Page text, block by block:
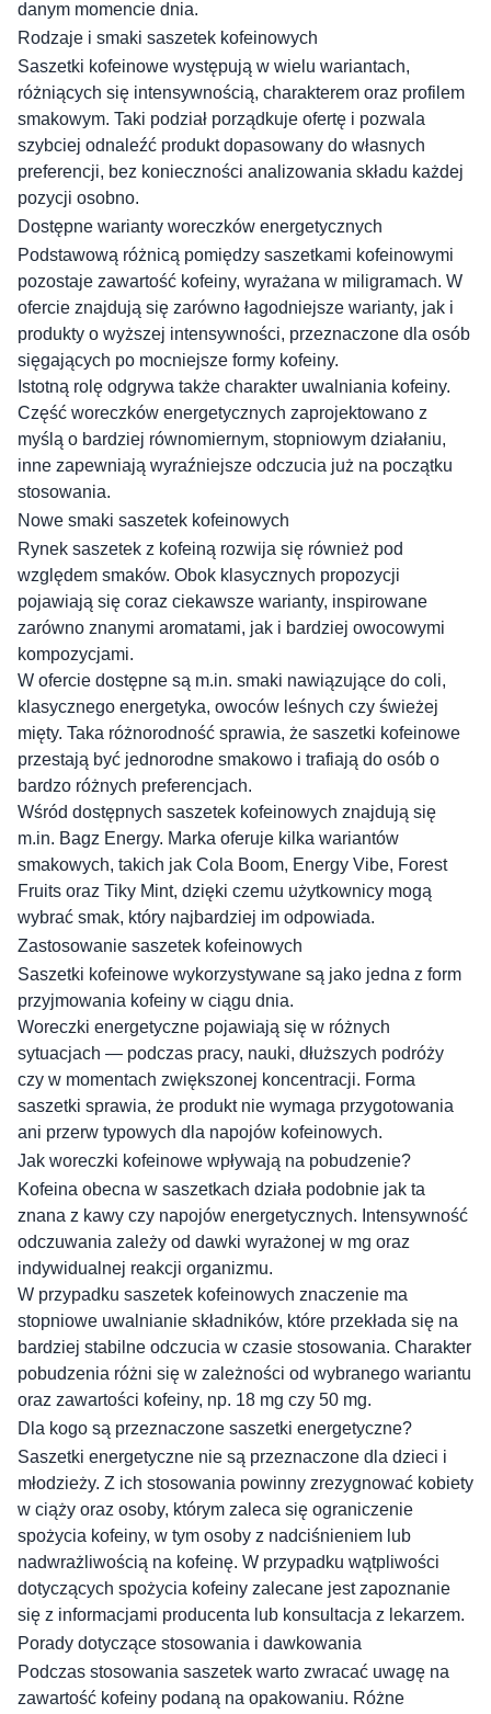
danym momencie dnia.
Rodzaje i smaki saszetek kofeinowych
Saszetki kofeinowe występują w wielu wariantach,
różniących się intensywnością, charakterem oraz profilem
smakowym. Taki podział porządkuje ofertę i pozwala
szybciej odnaleźć produkt dopasowany do własnych
preferencji, bez konieczności analizowania składu każdej
pozycji osobno.
Dostępne warianty woreczków energetycznych
Podstawową różnicą pomiędzy saszetkami kofeinowymi
pozostaje zawartość kofeiny, wyrażana w miligramach. W
ofercie znajdują się zarówno łagodniejsze warianty, jak i
produkty o wyższej intensywności, przeznaczone dla osób
sięgających po mocniejsze formy kofeiny.
Istotną rolę odgrywa także charakter uwalniania kofeiny.
Część woreczków energetycznych zaprojektowano z
myślą o bardziej równomiernym, stopniowym działaniu,
inne zapewniają wyraźniejsze odczucia już na początku
stosowania.
Nowe smaki saszetek kofeinowych
Rynek saszetek z kofeiną rozwija się również pod
względem smaków. Obok klasycznych propozycji
pojawiają się coraz ciekawsze warianty, inspirowane
zarówno znanymi aromatami, jak i bardziej owocowymi
kompozycjami.
W ofercie dostępne są m.in. smaki nawiązujące do coli,
klasycznego energetyka, owoców leśnych czy świeżej
mięty. Taka różnorodność sprawia, że saszetki kofeinowe
przestają być jednorodne smakowo i trafiają do osób o
bardzo różnych preferencjach.
Wśród dostępnych saszetek kofeinowych znajdują się
m.in. Bagz Energy. Marka oferuje kilka wariantów
smakowych, takich jak Cola Boom, Energy Vibe, Forest
Fruits oraz Tiky Mint, dzięki czemu użytkownicy mogą
wybrać smak, który najbardziej im odpowiada.
Zastosowanie saszetek kofeinowych
Saszetki kofeinowe wykorzystywane są jako jedna z form
przyjmowania kofeiny w ciągu dnia.
Woreczki energetyczne pojawiają się w różnych
sytuacjach — podczas pracy, nauki, dłuższych podróży
czy w momentach zwiększonej koncentracji. Forma
saszetki sprawia, że produkt nie wymaga przygotowania
ani przerw typowych dla napojów kofeinowych.
Jak woreczki kofeinowe wpływają na pobudzenie?
Kofeina obecna w saszetkach działa podobnie jak ta
znana z kawy czy napojów energetycznych. Intensywność
odczuwania zależy od dawki wyrażonej w mg oraz
indywidualnej reakcji organizmu.
W przypadku saszetek kofeinowych znaczenie ma
stopniowe uwalnianie składników, które przekłada się na
bardziej stabilne odczucia w czasie stosowania. Charakter
pobudzenia różni się w zależności od wybranego wariantu
oraz zawartości kofeiny, np. 18 mg czy 50 mg.
Dla kogo są przeznaczone saszetki energetyczne?
Saszetki energetyczne nie są przeznaczone dla dzieci i
młodzieży. Z ich stosowania powinny zrezygnować kobiety
w ciąży oraz osoby, którym zaleca się ograniczenie
spożycia kofeiny, w tym osoby z nadciśnieniem lub
nadwrażliwością na kofeinę. W przypadku wątpliwości
dotyczących spożycia kofeiny zalecane jest zapoznanie
się z informacjami producenta lub konsultacja z lekarzem.
Porady dotyczące stosowania i dawkowania
Podczas stosowania saszetek warto zwracać uwagę na
zawartość kofeiny podaną na opakowaniu. Różne